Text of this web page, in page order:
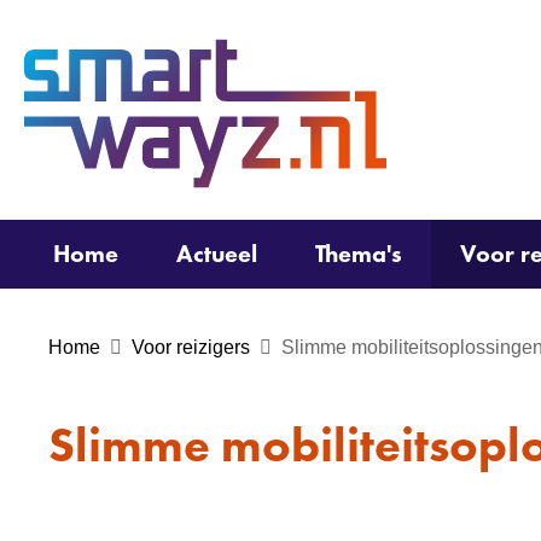
Home Actueel Thema's Voor
Home Voor reizigers Slimme mobiliteitsoplossingen
Slimme